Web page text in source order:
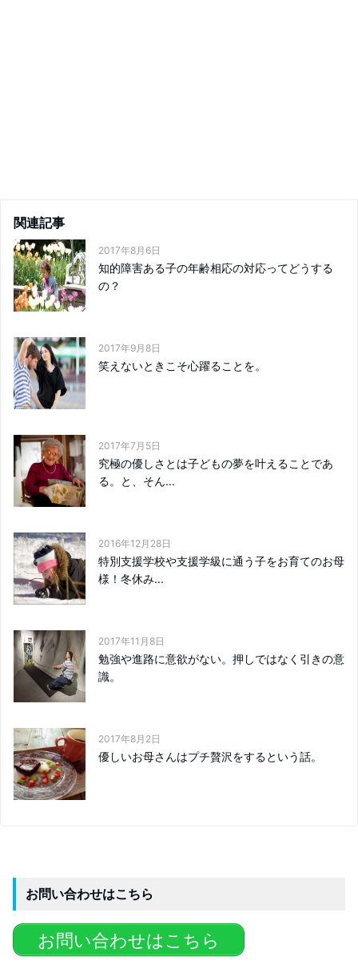
関連記事
2017年8月6日
知的障害ある子の年齢相応の対応ってどうする
の？
2017年9月8日
笑えないときこそ心躍ることを。
2017年7月5日
究極の優しさとは子どもの夢を叶えることであ
る。と、そん...
2016年12月28日
特別支援学校や支援学級に通う子をお育てのお母
様！冬休み...
2017年11月8日
勉強や進路に意欲がない。押しではなく引きの意
識。
2017年8月2日
優しいお母さんはプチ贅沢をするという話。
お問い合わせはこちら
お問い合わせはこちら